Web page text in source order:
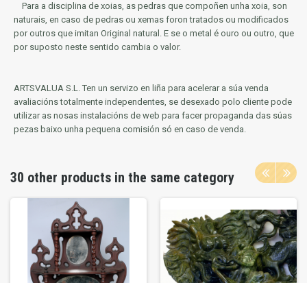
Para a disciplina de xoias, as pedras que compoñen unha xoia, son
naturais, en caso de pedras ou xemas foron tratados ou modificados
por outros que imitan Original natural. E se o metal é ouro ou outro, que
por suposto neste sentido cambia o valor.
ARTSVALUA S.L. Ten un servizo en liña para acelerar a súa venda
avaliacións totalmente independentes, se desexado polo cliente pode
utilizar as nosas instalacións de web para facer propaganda das súas
pezas baixo unha pequena comisión só en caso de venda.
30 other products in the same category